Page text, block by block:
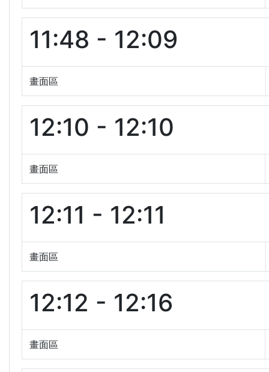
11:48 - 12:09
畫面區
12:10 - 12:10
畫面區
12:11 - 12:11
畫面區
12:12 - 12:16
畫面區